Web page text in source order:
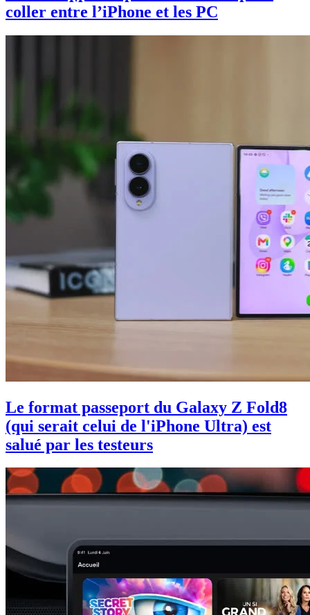
coller entre l’iPhone et les PC
Le format passeport du Galaxy Z Fold8
(qui serait celui de l'iPhone Ultra) est
salué par les testeurs